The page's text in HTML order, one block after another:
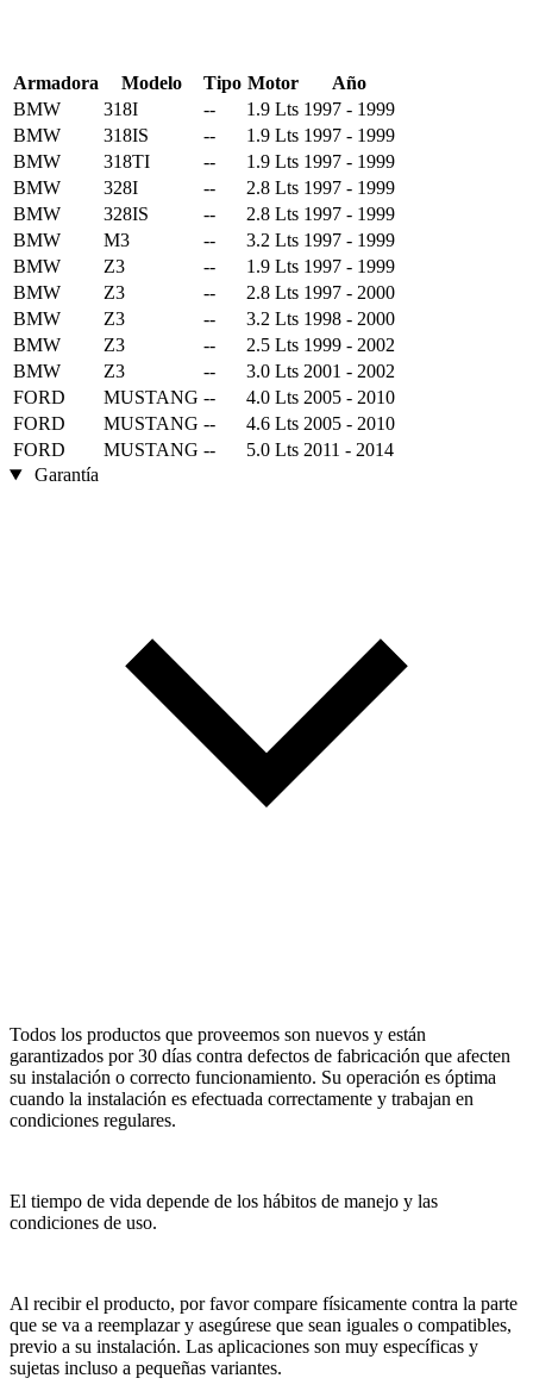
Armadora Modelo Tipo Motor
Año
BMW
318I -- 1.9 Lts 1997 - 1999
BMW
318IS -- 1.9 Lts 1997 - 1999
BMW
318TI -- 1.9 Lts 1997 - 1999
BMW
328I -- 2.8 Lts 1997 - 1999
BMW
328IS -- 2.8 Lts 1997 - 1999
BMW
M3 -- 3.2 Lts 1997 - 1999
BMW
Z3 -- 1.9 Lts 1997 - 1999
BMW
Z3 -- 2.8 Lts 1997 - 2000
BMW
Z3 -- 3.2 Lts 1998 - 2000
BMW
Z3 -- 2.5 Lts 1999 - 2002
BMW
Z3 -- 3.0 Lts 2001 - 2002
FORD
MUSTANG -- 4.0 Lts 2005 - 2010
FORD
MUSTANG -- 4.6 Lts 2005 - 2010
FORD
MUSTANG -- 5.0 Lts 2011 - 2014
Garantía
Todos los productos que proveemos son nuevos y están
garantizados por 30 días contra defectos de fabricación que afecten
su instalación o correcto funcionamiento. Su operación es óptima
cuando la instalación es efectuada correctamente y trabajan en
condiciones regulares.
El tiempo de vida depende de los hábitos de manejo y las
condiciones de uso.
Al recibir el producto, por favor compare físicamente contra la parte
que se va a reemplazar y asegúrese que sean iguales o compatibles,
previo a su instalación. Las aplicaciones son muy específicas y
sujetas incluso a pequeñas variantes.